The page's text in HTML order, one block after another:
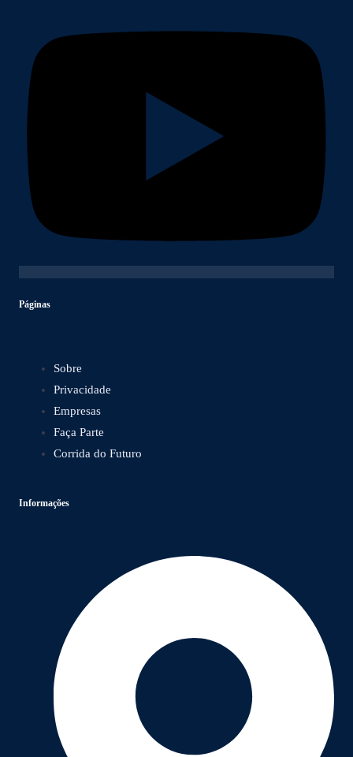
Páginas
Sobre
Privacidade
Empresas
Faça Parte
Corrida do Futuro
Informações